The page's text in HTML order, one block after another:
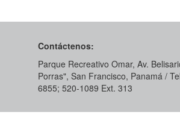
Contáctenos:
Parque Recreativo Omar, Av.
Porras", San Francisco, Panamá /
6855; 520-1089​ Ext. 313